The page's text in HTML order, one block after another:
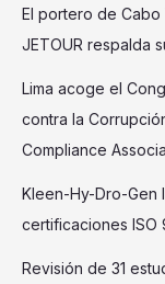
El portero de
JETOUR respalda
Lima acoge el
contra la
Compliance
Kleen-Hy-Dro-Gen
certificaciones ISO
Revisión de 31